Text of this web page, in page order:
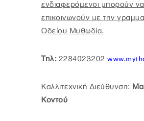
ενδιαφερόμενοι μπορούν να
επικοινωνούν με την
Ωδείου Μυθωδία.
Τηλ: 2284023202
Καλλιτεχνική Διεύθυνση:
Κοντού